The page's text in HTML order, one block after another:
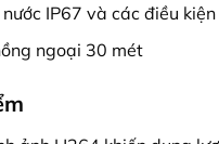
nước IP67 và các điều
ngoại 30 mét